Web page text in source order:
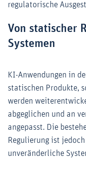
regulatorische
Von statischer
Systemen
KI-Anwendungen in
statischen Produkte,
werden
abgeglichen und an
angepasst. Die
Regulierung ist
unveränderliche